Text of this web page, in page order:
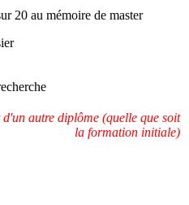
20 au mémoire de master
autre diplôme (quelle que soit
la formation initiale)